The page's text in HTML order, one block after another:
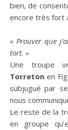
bien, de
encore très fort
« Prouver que
tort. »
Une troupe
Torreton en
subjugué par
nous
Le reste de la
en groupe